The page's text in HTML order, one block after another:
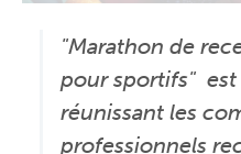
"Marathon de
pour sportifs"
réunissant les
professionnels